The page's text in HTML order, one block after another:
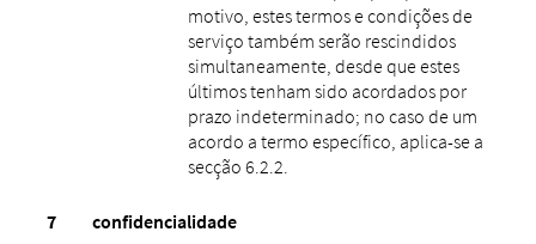
motivo, estes termos e condições de
serviço também serão rescindidos
simultaneamente, desde que estes
últimos tenham sido acordados por
prazo indeterminado; no caso de um
acordo a termo específico, aplica-se a
secção 6.2.2.
confidencialidade